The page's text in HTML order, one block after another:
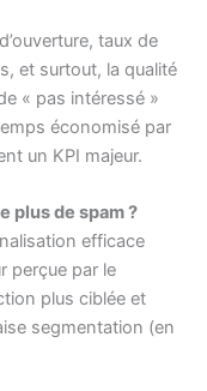
taux de
et surtout, la qualité
« pas intéressé »
économisé par
un KPI majeur.
plus de spam ?
efficace
perçue par le
plus ciblée et
segmentation (en